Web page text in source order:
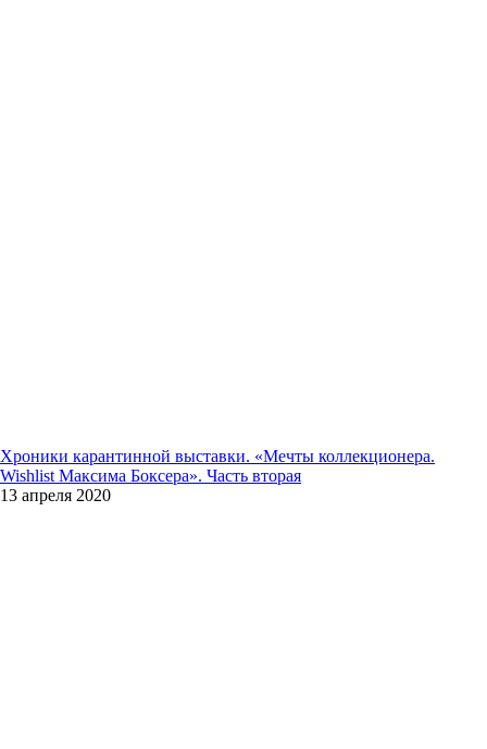
Хроники карантинной выставки. «Мечты коллекционера.
Wishlist Максима Боксера». Часть вторая
13 апреля 2020